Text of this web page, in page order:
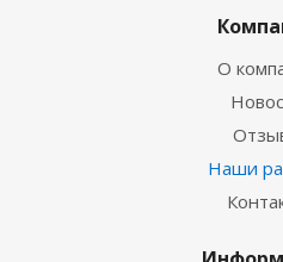
О
Наши